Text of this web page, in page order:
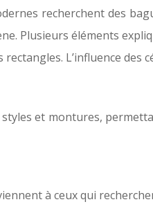
recherchent des
Plusieurs éléments
L’influence des
et montures,
à ceux qui